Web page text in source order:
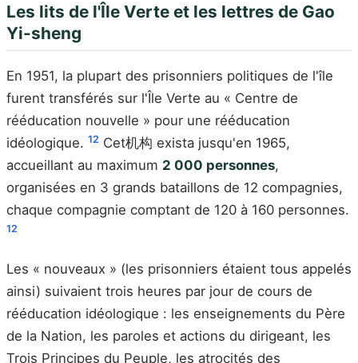
Les lits de l'Île Verte et les lettres de Gao
Yi-sheng
En 1951, la plupart des prisonniers politiques de l'île
furent transférés sur l'Île Verte au « Centre de
rééducation nouvelle » pour une rééducation
idéologique. 12 Cet机构 exista jusqu'en 1965,
accueillant au maximum 2 000 personnes,
organisées en 3 grands bataillons de 12 compagnies,
chaque compagnie comptant de 120 à 160 personnes.
12
Les « nouveaux » (les prisonniers étaient tous appelés
ainsi) suivaient trois heures par jour de cours de
rééducation idéologique : les enseignements du Père
de la Nation, les paroles et actions du dirigeant, les
Trois Principes du Peuple, les atrocités des